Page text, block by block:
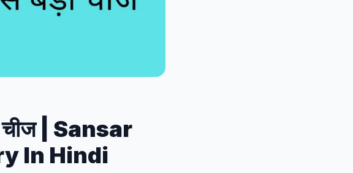
चीज | Sansar
In Hindi